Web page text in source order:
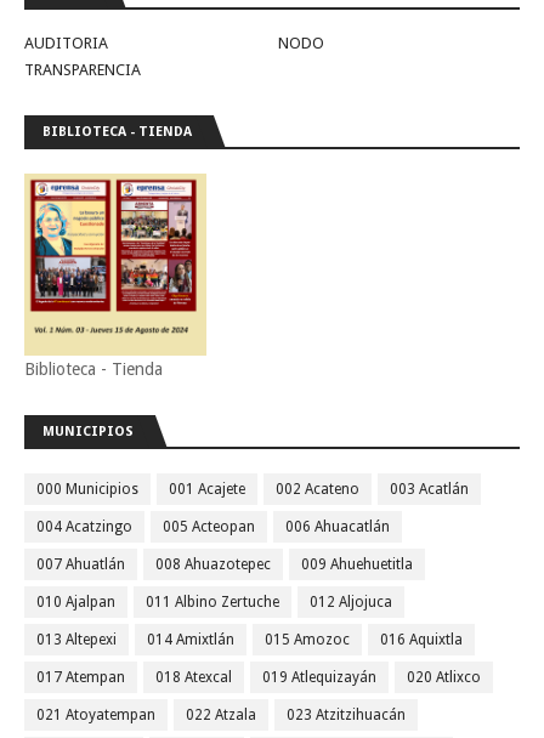
AUDITORIA
NODO
TRANSPARENCIA
BIBLIOTECA - TIENDA
Biblioteca - Tienda
MUNICIPIOS
000 Municipios 001 Acajete 002 Acateno 003 Acatlán
004 Acatzingo 005 Acteopan 006 Ahuacatlán
007 Ahuatlán 008 Ahuazotepec 009 Ahuehuetitla
010 Ajalpan 011 Albino Zertuche 012 Aljojuca
013 Altepexi 014 Amixtlán 015 Amozoc 016 Aquixtla
017 Atempan 018 Atexcal 019 Atlequizayán 020 Atlixco
021 Atoyatempan 022 Atzala 023 Atzitzihuacán